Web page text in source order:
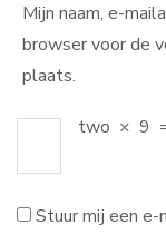
Mijn naam, e-
browser voor de
plaats.
two × 9
Stuur mij een